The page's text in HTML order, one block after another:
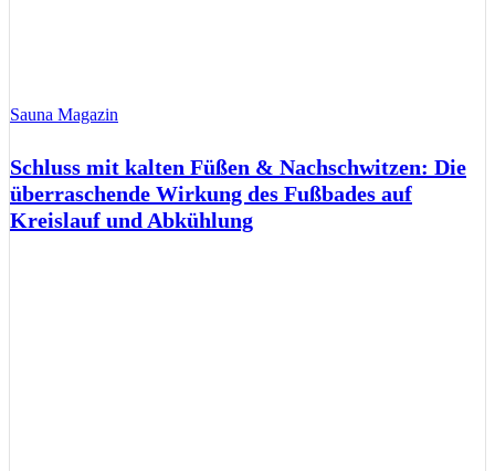
Sauna Magazin
Schluss mit kalten Füßen & Nachschwitzen: Die
überraschende Wirkung des Fußbades auf
Kreislauf und Abkühlung